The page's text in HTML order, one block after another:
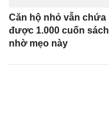
Căn hộ nhỏ vẫn chứa
được 1.000 cuốn sách
nhờ mẹo này